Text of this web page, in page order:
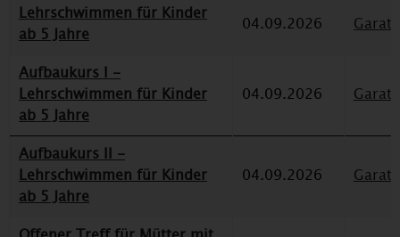
Lehrschwimmen für Kinder
ab 5 Jahre
04.09.2026 Garath
Aufbaukurs I -
Lehrschwimmen für Kinder
ab 5 Jahre
04.09.2026 Garath
Aufbaukurs II -
Lehrschwimmen für Kinder
ab 5 Jahre
04.09.2026 Garath